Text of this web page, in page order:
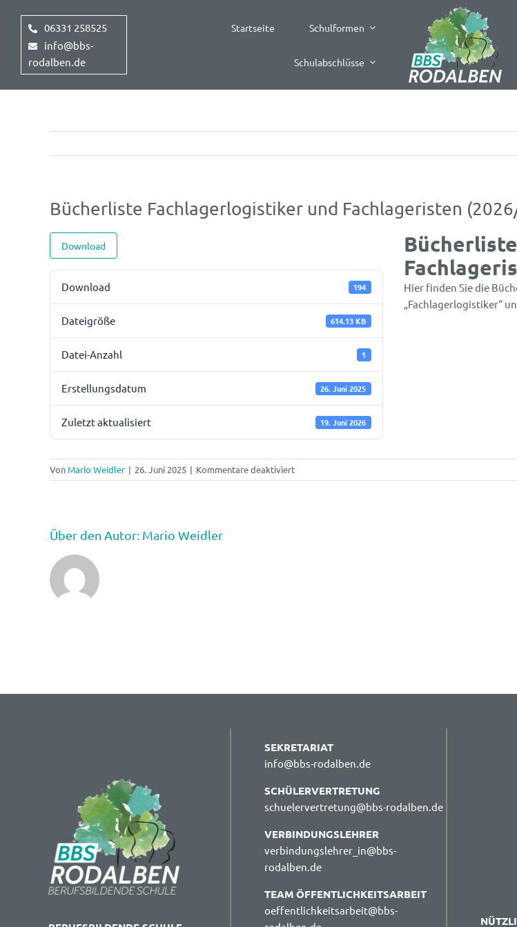
springen
06331 258525
info@bbs-
rodalben.de
Startseite Schulformen
Schulabschlüsse
Bücherliste Fachlagerlogistiker und Fachlageristen
Download
Download 194
Dateigröße 614.13 KB
Datei-Anzahl 1
Erstellungsdatum 26. Juni 2025
Zuletzt aktualisiert 19. Juni 2026
Hier finden Sie die
„Fachlagerlogistiker“
VonMario Weidler | 26. Juni 2025 | Kommentare deaktiviertfür
Bücherliste
Über den Autor: Mario Weidler
SEKRETARIAT
info@bbs-rodalben.de
SCHÜLERVERTRETUNG
schuelervertretung@bbs-rodalben.de
VERBINDUNGSLEHRER
verbindungslehrer_in@bbs-
rodalben.de
TEAM ÖFFENTLICHKEITSARBEIT
oeffentlichkeitsarbeit@bbs-